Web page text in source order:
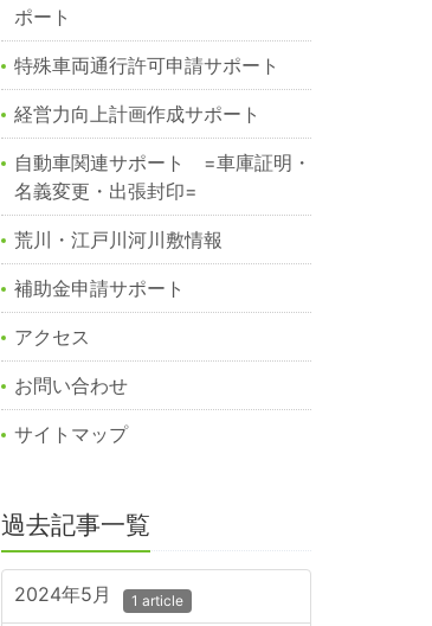
ポート
特殊車両通行許可申請サポート
経営力向上計画作成サポート
自動車関連サポート =車庫証明・
名義変更・出張封印=
荒川・江戸川河川敷情報
補助金申請サポート
アクセス
お問い合わせ
サイトマップ
過去記事一覧
2024年5月 1 article